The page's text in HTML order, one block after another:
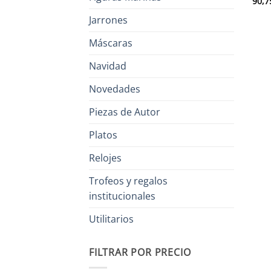
Jarrones
Máscaras
Navidad
Novedades
Piezas de Autor
Platos
Relojes
Trofeos y regalos
institucionales
Utilitarios
FILTRAR POR PRECIO